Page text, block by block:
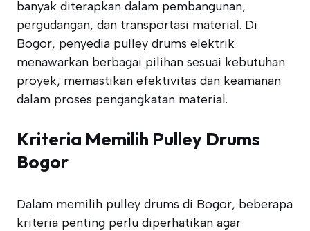
banyak diterapkan dalam pembangunan,
pergudangan, dan transportasi material. Di
Bogor, penyedia pulley drums elektrik
menawarkan berbagai pilihan sesuai kebutuhan
proyek, memastikan efektivitas dan keamanan
dalam proses pengangkatan material.
Kriteria Memilih Pulley Drums
Bogor
Dalam memilih pulley drums di Bogor, beberapa
kriteria penting perlu diperhatikan agar